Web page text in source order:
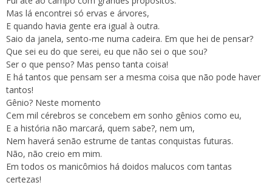
Mas lá encontrei só ervas e árvores,
E quando havia gente era igual à outra.
Saio da janela, sento-me numa cadeira. Em que hei de pensar?
Que sei eu do que serei, eu que não sei o que sou?
Ser o que penso? Mas penso tanta coisa!
E há tantos que pensam ser a mesma coisa que não pode haver
tantos!
Gênio? Neste momento
Cem mil cérebros se concebem em sonho gênios como eu,
E a história não marcará, quem sabe?, nem um,
Nem haverá senão estrume de tantas conquistas futuras.
Não, não creio em mim.
Em todos os manicômios há doidos malucos com tantas
certezas!